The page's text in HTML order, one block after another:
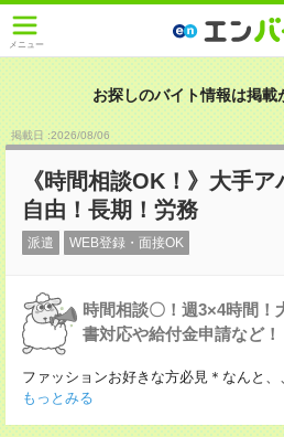
メニュー
お探しのバイト情報は掲載
掲載日 :2026/08/06
《時間相談OK！》大手
自由！長期！労務
派遣 WEB登録・面接OK
時間相談〇！週3×4時間！
書対応や給付金申請など！
ファッションお好きな方必見＊なんと
もっとみる